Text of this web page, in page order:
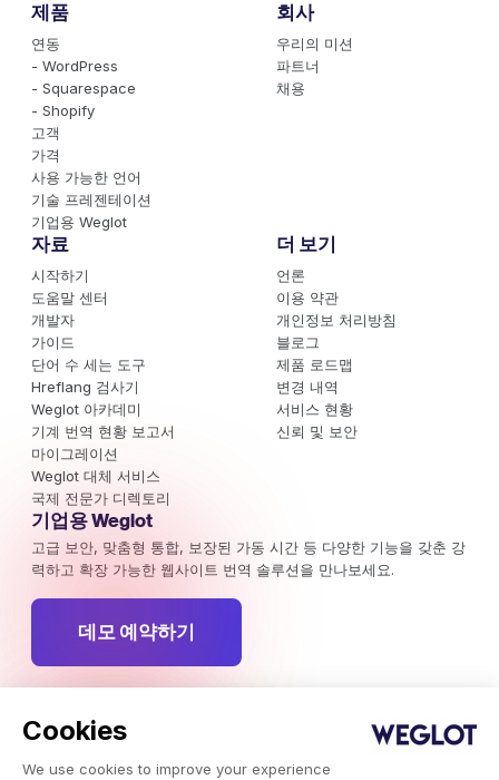
Cookies
We use cookies to improve your experience
제품
연동
- WordPress
- Squarespace
- Shopify
고객
가격
사용 가능한 언어
기술 프레젠테이션
기업용 Weglot
회사
우리의 미션
파트너
채용
자료
시작하기
도움말 센터
개발자
가이드
단어 수 세는 도구
Hreflang 검사기
Weglot 아카데미
기계 번역 현황 보고서
마이그레이션
Weglot 대체 서비스
국제 전문가 디렉토리
더 보기
언론
이용 약관
개인정보 처리방침
블로그
제품 로드맵
변경 내역
서비스 현황
신뢰 및 보안
기업용 Weglot
고급 보안, 맞춤형 통합, 보장된 가동 시간 등 다양한 기능을 갖춘 강
력하고 확장 가능한 웹사이트 번역 솔루션을 만나보세요.
데모 예약하기
국제 마케팅 캠페인, 트렌드 및 주목할 만한 인사이트를 최신 상태로
확인하세요.